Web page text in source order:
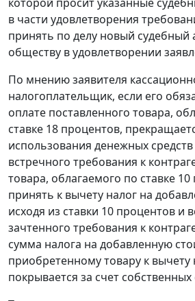
которой просит указанные
в части удовлетворения
принять по делу новый судебный
обществу в удовлетворении
По мнению заявителя
налогоплательщик, если его
оплате поставленного товара,
ставке 18 процентов,
использования денежных
встречного требования к
товара, облагаемого по ставке
принять к вычету налог на
исходя из ставки 10 процентов и
зачтенного требования к
сумма налога на добавленную
приобретенному товару к вычету
покрывается за счет собственных